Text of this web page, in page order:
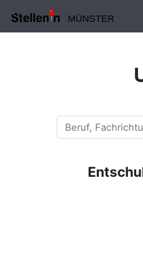
MÜNSTER
Beruf, Fachrichtung,